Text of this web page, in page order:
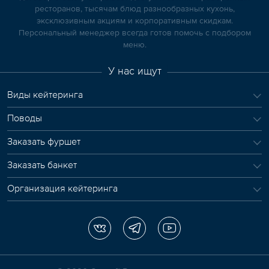
ресторанов, тысячам блюд разнообразных кухонь,
эксклюзивным акциям и корпоративным скидкам.
Персональный менеджер всегда готов помочь с подбором
меню.
У нас ищут
Виды кейтеринга
Поводы
Заказать фуршет
Заказать банкет
Организация кейтеринга